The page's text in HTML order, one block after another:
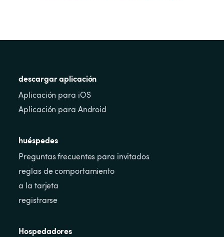
descargar aplicación
Aplicación para iOS
Aplicación para Android
huéspedes
Preguntas frecuentes para invitados
reglas de comportamiento
a la tarjeta
registrarse
Hospedadores